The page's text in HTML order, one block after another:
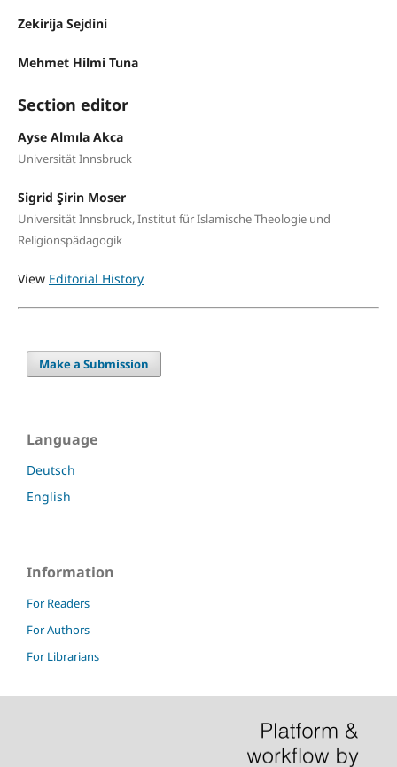
Zekirija Sejdini
Mehmet Hilmi Tuna
Section editor
Ayse Almıla Akca
Universität Innsbruck
Sigrid Şirin Moser
Universität Innsbruck, Institut für Islamische Theologie und
Religionspädagogik
View Editorial History
Make a Submission
Language
Deutsch
English
Information
For Readers
For Authors
For Librarians